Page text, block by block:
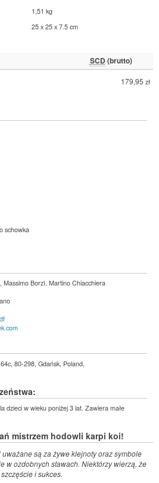
1,51 kg
25 x 25 x 7.5 cm
SCD (brutto)
179,95 zł
schowka
Massimo Borzì, Martino Chiacchiera
80-298, Gdańsk, Poland,
dzieci w wieku poniżej 3 lat. Zawiera małe
mistrzem hodowli karpi koi!
są za żywe klejnoty oraz symbole
w ozdobnych stawach. Niektórzy wierzą, że
i sukces.